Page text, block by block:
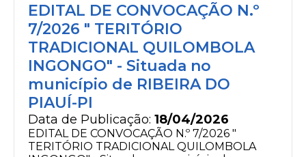
EDITAL DE CONVOCAÇÃO N.º
7/2026 " TERITÓRIO
TRADICIONAL QUILOMBOLA
INGONGO" - Situada no
município de RIBEIRA DO
PIAUÍ-PI
Data de Publicação: 18/04/2026
EDITAL DE CONVOCAÇÃO N.º 7/2026 "
TERITÓRIO TRADICIONAL QUILOMBOLA